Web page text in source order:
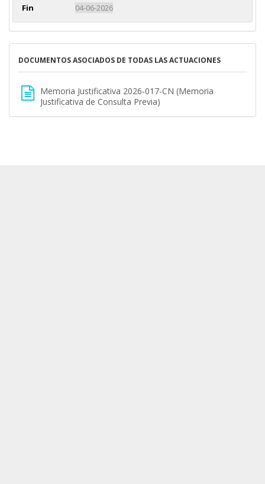
Fin
04-06-2026
DOCUMENTOS ASOCIADOS DE TODAS LAS ACTUACIONES
Memoria Justificativa 2026-017-CN (Memoria
Justificativa de Consulta Previa)